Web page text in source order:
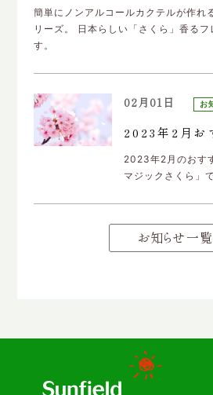
簡単にノンアルコールカクテルが作れ
リーズ。 日本らしい「さくら」香る
す。
02月01日 お
2023年2月お
2023年2月のおす
マジックさくら」
お知らせ一覧